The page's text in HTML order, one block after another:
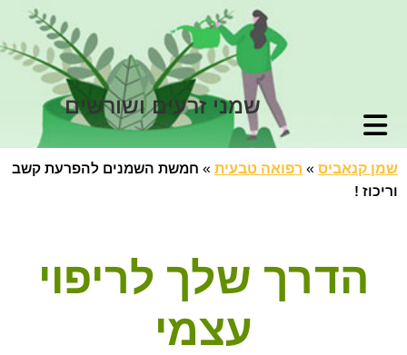
שמני זרעים ושורשים
שמן קנאביס » רפואה טבעית » חמשת השמנים להפרעת קשב
וריכוז !
הדרך שלך לריפוי
עצמי